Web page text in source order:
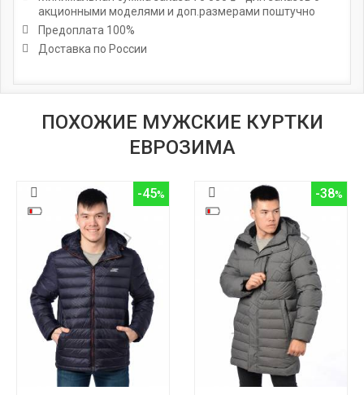
акционными моделями и доп.размерами поштучно
Предоплата 100%
Доставка по России
ПОХОЖИЕ МУЖСКИЕ КУРТКИ
ЕВРОЗИМА
-45 -38